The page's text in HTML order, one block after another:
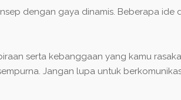
dengan gaya dinamis. Beberapa ide
serta kebanggaan yang kamu
Jangan lupa untuk